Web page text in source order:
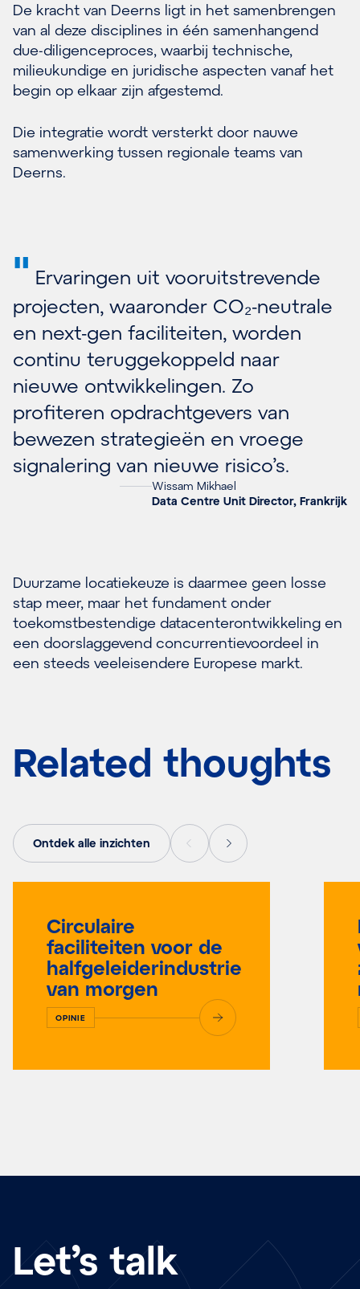
De kracht van Deerns ligt in het samenbrengen
van al deze disciplines in één samenhangend
due-diligenceproces, waarbij technische,
milieukundige en juridische aspecten vanaf het
begin op elkaar zijn afgestemd.
Die integratie wordt versterkt door nauwe
samenwerking tussen regionale teams van
Deerns.
" Ervaringen uit vooruitstrevende
projecten, waaronder CO₂-neutrale
en next-gen faciliteiten, worden
continu teruggekoppeld naar
nieuwe ontwikkelingen. Zo
profiteren opdrachtgevers van
bewezen strategieën en vroege
signalering van nieuwe risico’s.
Wissam Mikhael
Data Centre Unit Director, Frankrijk
Duurzame locatiekeuze is daarmee geen losse
stap meer, maar het fundament onder
toekomstbestendige datacenterontwikkeling en
een doorslaggevend concurrentievoordeel in
een steeds veeleisendere Europese markt.
Related thoughts
Ontdek alle inzichten
Circulaire
faciliteiten voor de
halfgeleiderindustrie
van morgen
OPINIE
Let’s talk